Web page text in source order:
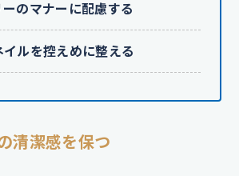
ーのマナーに配慮する
イルを控えめに整える
清潔感を保つ